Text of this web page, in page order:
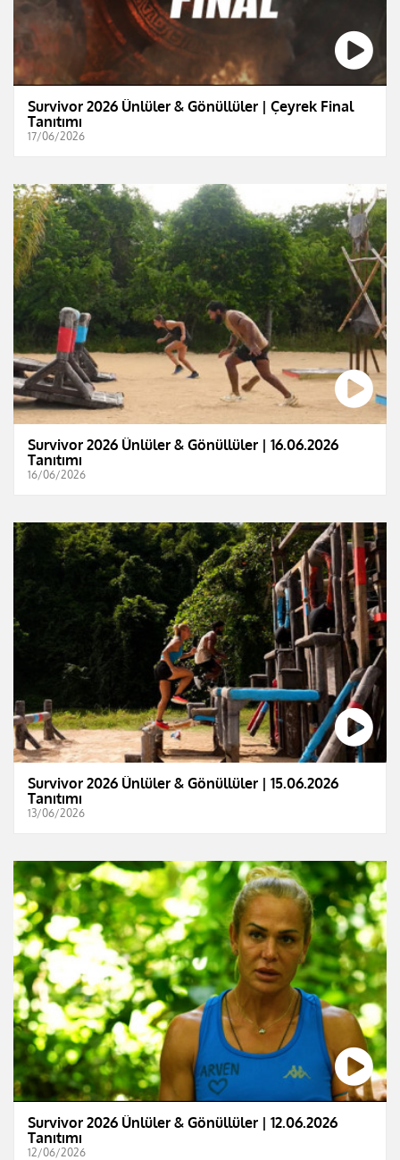
Survivor 2026 Ünlüler & Gönüllüler | Çeyrek Final
Tanıtımı
17/06/2026
Survivor 2026 Ünlüler & Gönüllüler | 16.06.2026
Tanıtımı
16/06/2026
Survivor 2026 Ünlüler & Gönüllüler | 15.06.2026
Tanıtımı
13/06/2026
Survivor 2026 Ünlüler & Gönüllüler | 12.06.2026
Tanıtımı
12/06/2026